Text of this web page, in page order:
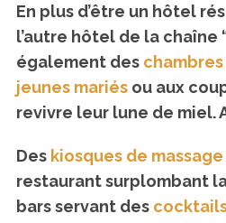
En plus d’être un hôtel
l’autre hôtel de la chaîne
également des
jeunes mariésou aux
revivre leur lune de miel.
Deskiosques de
restaurant surplombant
bars servant des